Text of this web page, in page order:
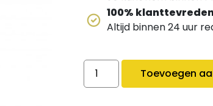
100%
Altijd binnen 24 uur
Amy Vaas Klein quantity
Toevoegen